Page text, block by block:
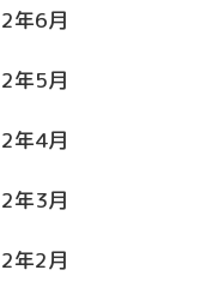
年6月
年5月
年4月
年3月
年2月